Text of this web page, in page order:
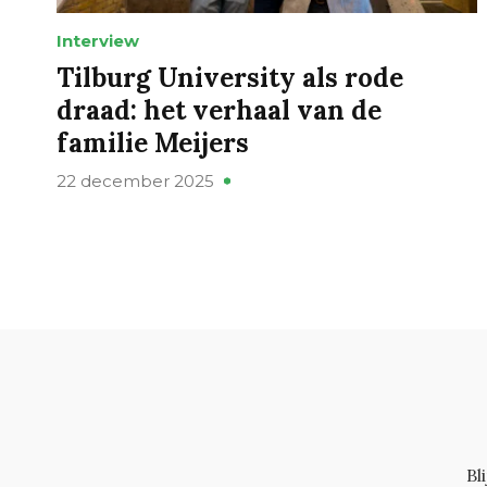
Interview
Tilburg University als rode
draad: het verhaal van de
familie Meijers
22 december 2025